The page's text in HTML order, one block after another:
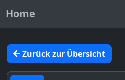
Home
Zurück zur Übersicht